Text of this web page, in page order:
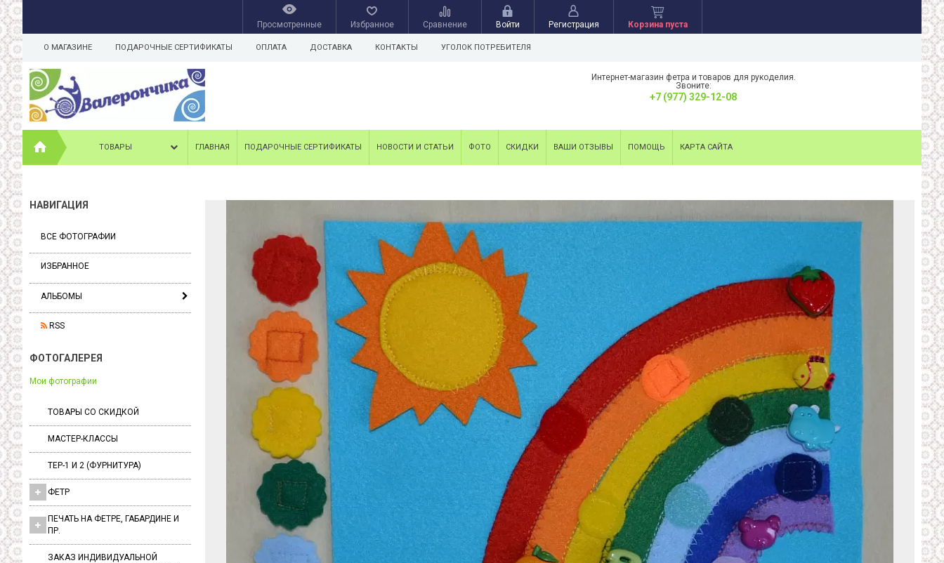
Просмотренные Избранное Сравнение Войти Регистрация Корзина пуста
О МАГАЗИНЕ ПОДАРОЧНЫЕ СЕРТИФИКАТЫ ОПЛАТА ДОСТАВКА КОНТАКТЫ УГОЛОК ПОТРЕБИТЕЛЯ
Интернет-магазин фетра и товаров для рукоделия.
Звоните:
+7 (977) 329-12-08
ТОВАРЫ ГЛАВНАЯ ПОДАРОЧНЫЕ СЕРТИФИКАТЫ НОВОСТИ И СТАТЬИ ФОТО СКИДКИ ВАШИ ОТЗЫВЫ ПОМОЩЬ КАРТА САЙТА
НАВИГАЦИЯ
ВСЕ ФОТОГРАФИИ
ИЗБРАННОЕ
АЛЬБОМЫ
RSS
ФОТОГАЛЕРЕЯ
Мои фотографии
ТОВАРЫ СО СКИДКОЙ
МАСТЕР-КЛАССЫ
ТЕР-1 И 2 (ФУРНИТУРА)
ФЕТР
ПЕЧАТЬ НА ФЕТРЕ, ГАБАРДИНЕ И
ПР.
ЗАКАЗ ИНДИВИДУАЛЬНОЙ